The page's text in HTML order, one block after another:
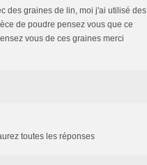
des graines de lin, moi j'ai utilisé des
de poudre pensez vous que ce
vous de ces graines merci
toutes les réponses